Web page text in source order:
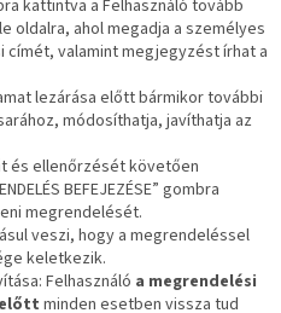
kattintva a Felhasználó tovább
oldalra, ahol megadja a személyes
címét, valamint megjegyzést írhat a
lezárása előtt bármikor további
módosíthatja, javíthatja az
és ellenőrzését követően
BEFEJEZÉSE” gombra
megrendelését.
veszi, hogy a megrendeléssel
keletkezik.
Felhasználó a megrendelési
minden esetben vissza tud